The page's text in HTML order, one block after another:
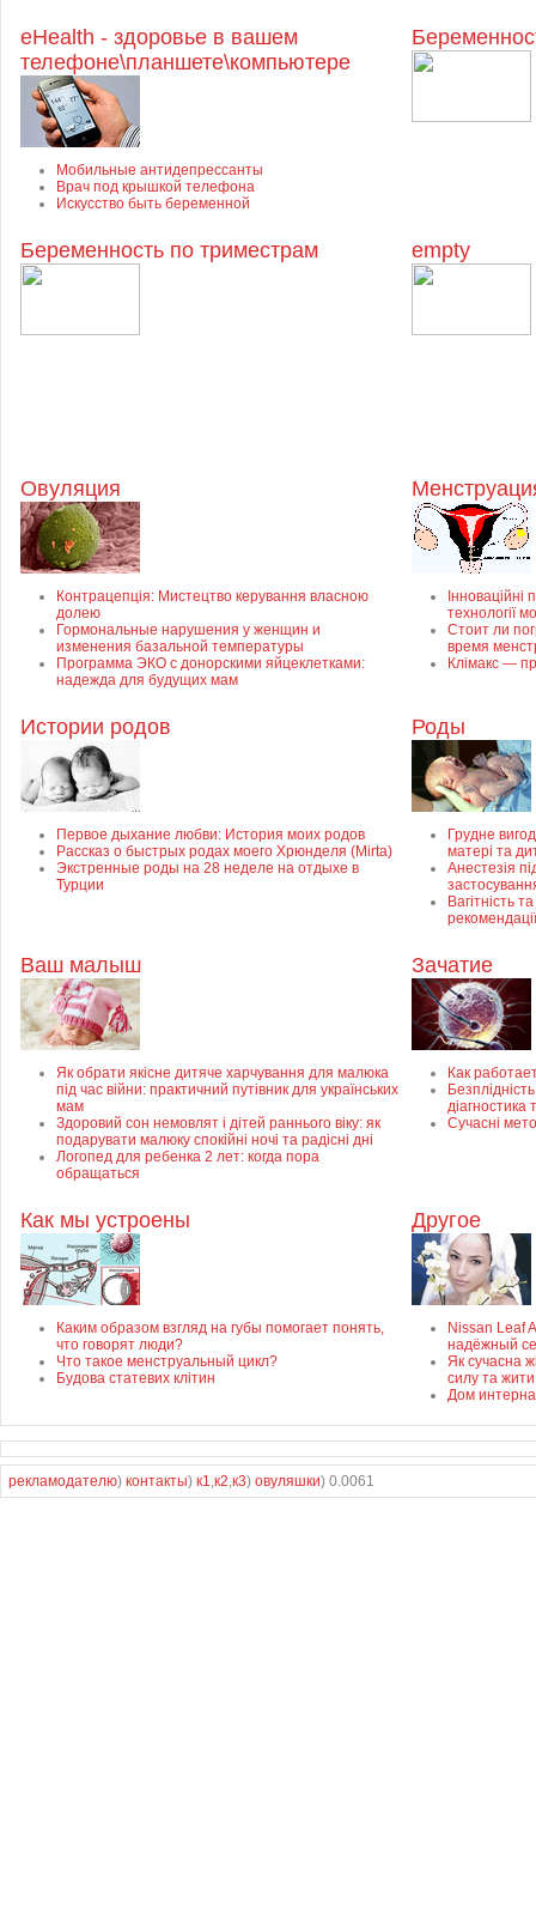
eHealth - здоровье в вашем
телефоне\планшете\компьютере
Мобильные антидепрессанты
Врач под крышкой телефона
Искусство быть беременной
Беременность по триместрам empty
Овуляция
Контрацепція: Мистецтво керування власною
долею
Гормональные нарушения у женщин и
изменения базальной температуры
Программа ЭКО с донорскими яйцеклетками:
надежда для будущих мам
Інноваційні
технології
Стоит ли
время
Клімакс —
Истории родов
Первое дыхание любви: История моих родов
Рассказ о быстрых родах моего Хрюнделя (Mirta)
Экстренные роды на 28 неделе на отдыхе в
Турции
Роды
Грудне
матері та
Анестезія
Вагітність
рекомендації
Ваш малыш
Як обрати якісне дитяче харчування для малюка
під час війни: практичний путівник для українських
мам
Здоровий сон немовлят і дітей раннього віку: як
подарувати малюку спокійні ночі та радісні дні
Логопед для ребенка 2 лет: когда пора
обращаться
Зачатие
Как
діагностика
Сучасні
Как мы устроены
Каким образом взгляд на губы помогает понять,
что говорят люди?
Что такое менструальный цикл?
Будова статевих клітин
Другое
Nissan Leaf
надёжный
Як сучасна
силу та жити
Дом
рекламодателю) контакты) к1,к2,к3) овуляшки) 0.0061